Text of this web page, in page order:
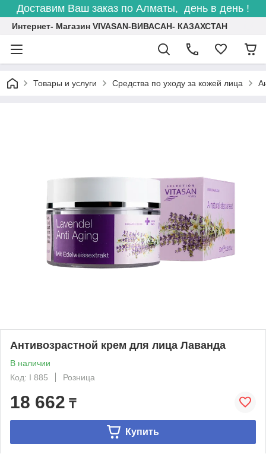
Доставим Ваш заказ по Алматы, день в день !
Интернет- Магазин VIVASAN-ВИВАСАН- КАЗАХСТАН
Товары и услуги Средства по уходу за кожей лица
Антивозрастной крем для лица Лаванда
В наличии
Код: I 885
Розница
18 662 ₸
Купить